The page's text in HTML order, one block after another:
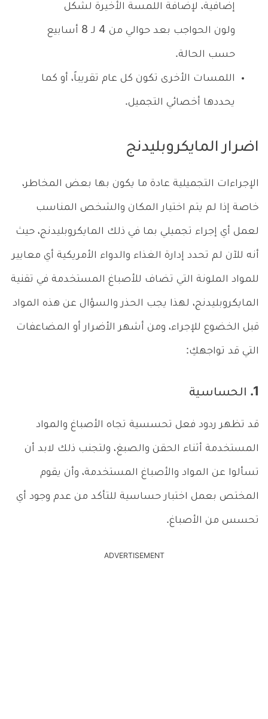
إضافية، لإضافة اللمسة الأخيرة لشكل
ولون الحواجب بعد حوالي من 4 لـ 8 أسابيع
حسب الحالة.
اللمسات الأخرى تكون كل عام تقريباً، أو كما
يحددها أخصائي التجميل.
اضرار المايكروبليدنج
الإجراءات التجميلية عادة ما يكون بها بعض المخاطر،
خاصة إذا لم يتم اختيار المكان والشخص المناسب
لعمل أي إجراء تجميلي بما في ذلك المايكروبليدنج، حيث
أنه للآن لم تحدد إدارة الغذاء والدواء الأمريكية أي معايير
للمواد الملونة التي تضاف للأصباغ المستخدمة في تقنية
المايكروبليدنج، لهذا يجب الحذر والسؤال عن هذه المواد
قبل الخضوع للإجراء، ومن أشهر الأضرار أو المضاعفات
التي قد تواجهكِ:
1. الحساسية
قد تظهر ردود فعل تحسسية تجاه الأصباغ والمواد
المستخدمة أثناء الحقن والصبغ، ولتجنب ذلك لابد أن
تسألوا عن المواد والأصباغ المستخدمة، وأن يقوم
المختص بعمل اختبار حساسية للتأكد من عدم وجود أي
تحسس من الأصباغ.
ADVERTISEMENT